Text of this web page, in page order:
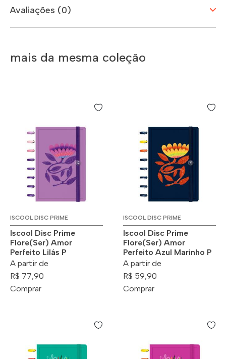
Avaliações (0)
mais da mesma coleção
ISCOOL DISC PRIME
Iscool Disc Prime
Flore(Ser) Amor
Perfeito Lilás P
A partir de
R$ 77,90
Comprar
ISCOOL DISC PRIME
Iscool Disc Prime
Flore(Ser) Amor
Perfeito Azul Marinho P
A partir de
R$ 59,90
Comprar